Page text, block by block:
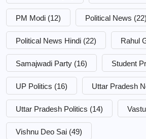
PM Modi (12) Political News (22)
Political News Hindi (22) Rahul
Samajwadi Party (16) Student
UP Politics (16) Uttar Pradesh
Uttar Pradesh Politics (14)
Vishnu Deo Sai (49)